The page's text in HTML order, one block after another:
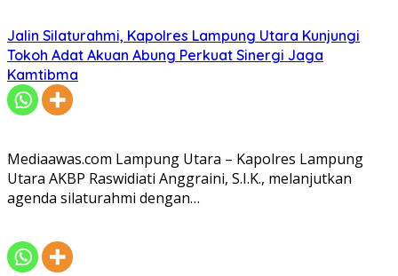
Jalin Silaturahmi, Kapolres Lampung Utara Kunjungi
Tokoh Adat Akuan Abung Perkuat Sinergi Jaga
Kamtibma
Mediaawas.com Lampung Utara – Kapolres Lampung
Utara AKBP Raswidiati Anggraini, S.I.K., melanjutkan
agenda silaturahmi dengan…